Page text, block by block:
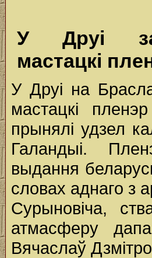
У Друі
мастацкі
У Друі на
мастацкі
прынялі удзел
Галандыі.
выдання
словах аднаго з
Сурыновіча,
атмасферу
Вячаслаў